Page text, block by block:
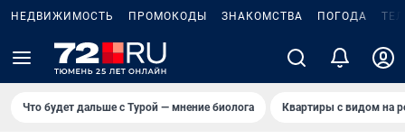
НЕДВИЖИМОСТЬ ПРОМОКОДЫ ЗНАКОМСТВА ПОГОДА
Что будет дальше с Турой — мнение биолога Квартиры с видом на